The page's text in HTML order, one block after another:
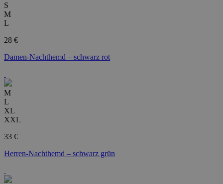
S
M
L
28 €
Damen-Nachthemd – schwarz rot
M
L
XL
XXL
33 €
Herren-Nachthemd – schwarz grün